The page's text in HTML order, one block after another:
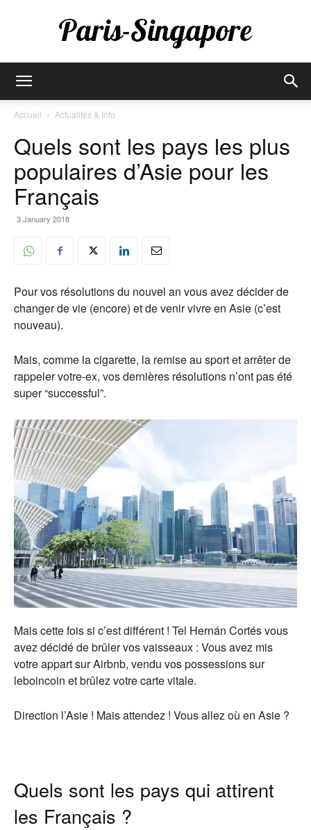
Singapore
Accueil Actualités & Info
Quels sont les pays les plus
populaires d’Asie pour les
Français
3 January 2018
Pour vos résolutions du nouvel an vous avez décider de
changer de vie (encore) et de venir vivre en Asie (c’est
nouveau).
Mais, comme la cigarette, la remise au sport et arrêter de
rappeler votre-ex, vos dernières résolutions n’ont pas été
super “successful”.
Mais cette fois si c’est différent ! Tel Hernán Cortés vous
avez décidé de brûler vos vaisseaux : Vous avez mis
votre appart sur Airbnb, vendu vos possessions sur
leboincoin et brûlez votre carte vitale.
Direction l’Asie ! Mais attendez ! Vous allez où en Asie ?
Quels sont les pays qui attirent
les Français ?